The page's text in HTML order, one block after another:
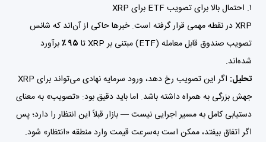
۱. احتمال بالا برای تصویب ETF برای XRP
XRPدر نقطه مهمی قرار گرفته است. خبرها حاکی از آن‌اند که شانس
تصویب صندوق قابل معامله (ETF) مبتنی بر XRP تا
۹۵ ٪
برآورد
شده‌اند.
تحلیل:
اگر این تصویب رخ دهد، ورود سرمایه نهادی می‌تواند برای XRP
جهش بزرگی به همراه داشته باشد. اما باید دقیق بود: «تصویب» به معنای
دستیابی کامل به مسیر اجرایی نیست — بازار قبلاً این انتظار را دارد؛ پس
اگر اتفاق بیفتد، ممکن است به‌سرعت قیمت وارد منطقه «انتظار» شود.